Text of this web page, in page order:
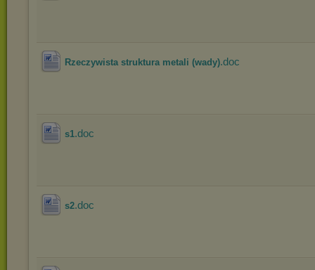
Rzeczywista struktura metali (wady).doc
s1.doc
s2.doc